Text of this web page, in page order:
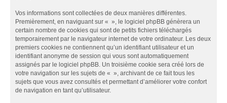
Vos informations sont collectées de deux manières différentes.
Premièrement, en naviguant sur « », le logiciel phpBB génèrera un
certain nombre de cookies qui sont de petits fichiers téléchargés
temporairement par le navigateur internet de votre ordinateur. Les deux
premiers cookies ne contiennent qu’un identifiant utilisateur et un
identifiant anonyme de session qui vous sont automatiquement
assignés par le logiciel phpBB. Un troisième cookie sera créé lors de
votre navigation sur les sujets de « », archivant de ce fait tous les
sujets que vous avez consultés et permettant d’améliorer votre confort
de navigation en tant qu’utilisateur.